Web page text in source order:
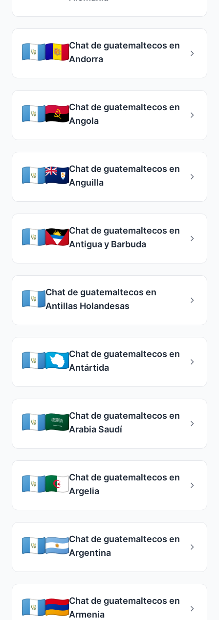
Chat de guatemaltecos en
Andorra
Chat de guatemaltecos en
Angola
Chat de guatemaltecos en
Anguilla
Chat de guatemaltecos en
Antigua y Barbuda
Chat de guatemaltecos en
Antillas Holandesas
Chat de guatemaltecos en
Antártida
Chat de guatemaltecos en
Arabia Saudí
Chat de guatemaltecos en
Argelia
Chat de guatemaltecos en
Argentina
Chat de guatemaltecos en
Armenia